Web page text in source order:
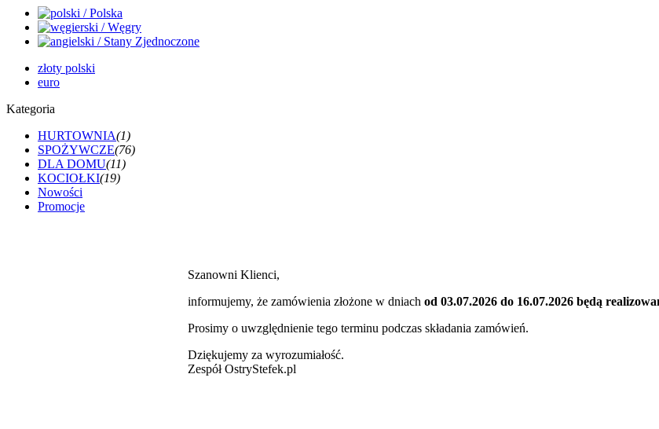
złoty polski
euro
Kategoria
HURTOWNIA(1)
SPOŻYWCZE(76)
DLA DOMU(11)
KOCIOŁKI(19)
Nowości
Promocje
Szanowni Klienci,
informujemy, że zamówienia złożone w dniach od 03.07.2026 do 16.07.2026 będą
Prosimy o uwzględnienie tego terminu podczas składania zamówień.
Dziękujemy za wyrozumiałość.
Zespół OstryStefek.pl